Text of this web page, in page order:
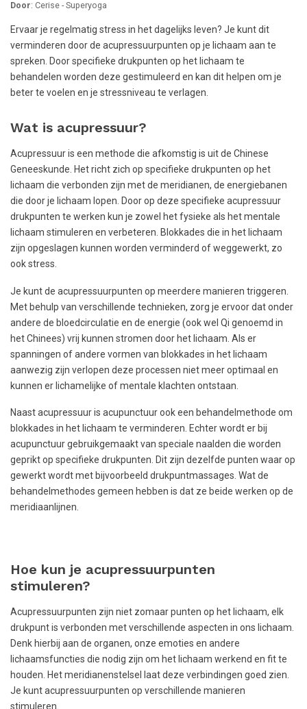
Door: Cerise - Superyoga
Ervaar je regelmatig stress in het dagelijks leven? Je kunt dit
verminderen door de acupressuurpunten op je lichaam aan te
spreken. Door specifieke drukpunten op het lichaam te
behandelen worden deze gestimuleerd en kan dit helpen om je
beter te voelen en je stressniveau te verlagen.
Wat is acupressuur?
Acupressuur is een methode die afkomstig is uit de Chinese
Geneeskunde. Het richt zich op specifieke drukpunten op het
lichaam die verbonden zijn met de meridianen, de energiebanen
die door je lichaam lopen. Door op deze specifieke acupressuur
drukpunten te werken kun je zowel het fysieke als het mentale
lichaam stimuleren en verbeteren. Blokkades die in het lichaam
zijn opgeslagen kunnen worden verminderd of weggewerkt, zo
ook stress.
Je kunt de acupressuurpunten op meerdere manieren triggeren.
Met behulp van verschillende technieken, zorg je ervoor dat onder
andere de bloedcirculatie en de energie (ook wel Qi genoemd in
het Chinees) vrij kunnen stromen door het lichaam. Als er
spanningen of andere vormen van blokkades in het lichaam
aanwezig zijn verlopen deze processen niet meer optimaal en
kunnen er lichamelijke of mentale klachten ontstaan.
Naast acupressuur is acupunctuur ook een behandelmethode om
blokkades in het lichaam te verminderen. Echter wordt er bij
acupunctuur gebruikgemaakt van speciale naalden die worden
geprikt op specifieke drukpunten. Dit zijn dezelfde punten waar op
gewerkt wordt met bijvoorbeeld drukpuntmassages. Wat de
behandelmethodes gemeen hebben is dat ze beide werken op de
meridiaanlijnen.
Hoe kun je acupressuurpunten
stimuleren?
Acupressuurpunten zijn niet zomaar punten op het lichaam, elk
drukpunt is verbonden met verschillende aspecten in ons lichaam.
Denk hierbij aan de organen, onze emoties en andere
lichaamsfuncties die nodig zijn om het lichaam werkend en fit te
houden. Het meridianenstelsel laat deze verbindingen goed zien.
Je kunt acupressuurpunten op verschillende manieren
stimuleren.